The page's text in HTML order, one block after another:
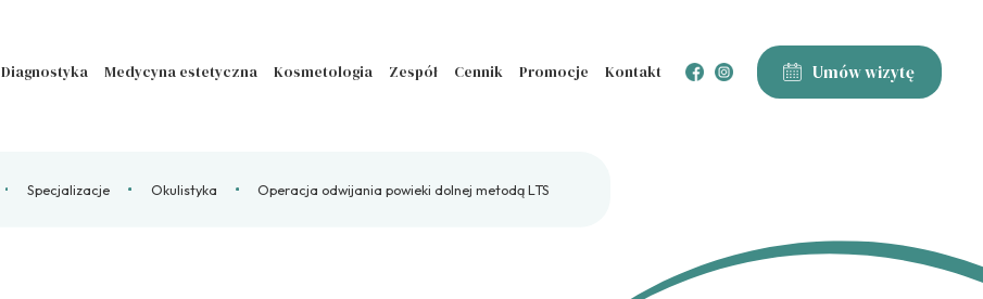
Diagnostyka Medycyna estetyczna Kosmetologia Zespół Cennik Promocje Kontakt Umów wizytę
Specjalizacje Okulistyka Operacja odwijania powieki dolnej metodą LTS